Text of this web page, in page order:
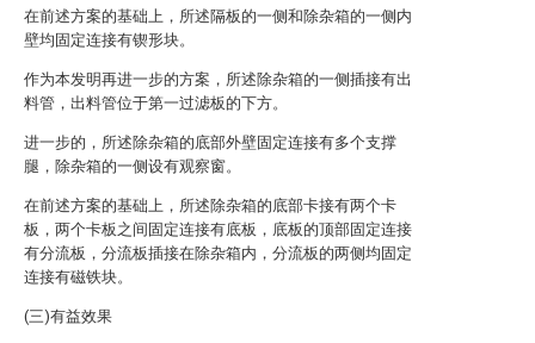
在前述方案的基础上，所述隔板的一侧和除杂箱的一侧内
壁均固定连接有锲形块。
作为本发明再进一步的方案，所述除杂箱的一侧插接有出
料管，出料管位于第一过滤板的下方。
进一步的，所述除杂箱的底部外壁固定连接有多个支撑
腿，除杂箱的一侧设有观察窗。
在前述方案的基础上，所述除杂箱的底部卡接有两个卡
板，两个卡板之间固定连接有底板，底板的顶部固定连接
有分流板，分流板插接在除杂箱内，分流板的两侧均固定
连接有磁铁块。
(三)有益效果